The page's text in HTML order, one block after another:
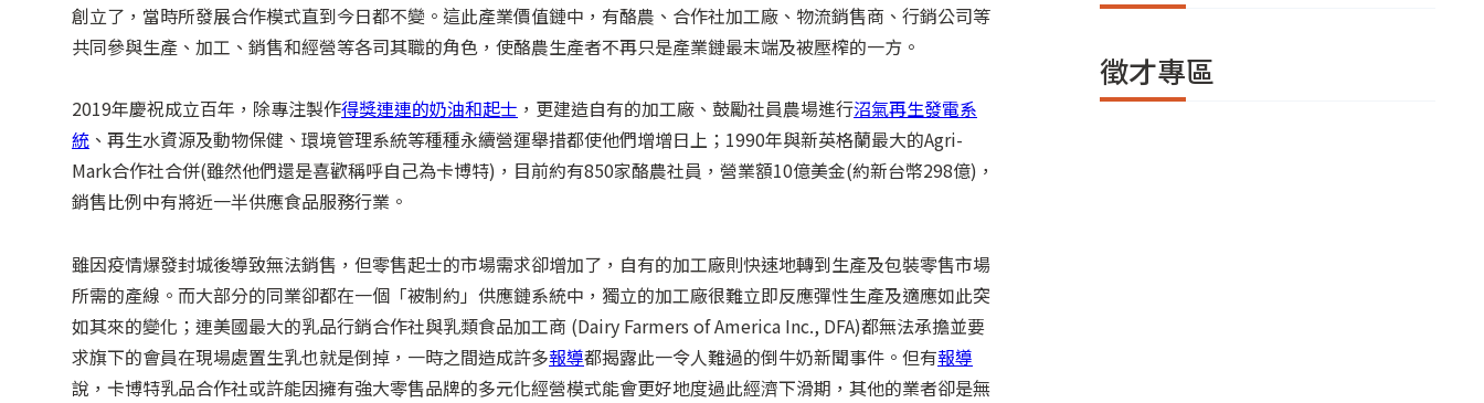
創立了，當時所發展合作模式直到今日都不變。這此產業價值鏈中，有酪農、合作社加工廠、物流銷售商、行銷公司等
共同參與生產、加工、銷售和經營等各司其職的角色，使酪農生產者不再只是產業鏈最末端及被壓榨的一方。
2019年慶祝成立百年，除專注製作得獎連連的奶油和起士 ，更建造自有的加工廠、鼓勵社員農場進行沼氣再生發電系
統 、再生水資源及動物保健、環境管理系統等種種永續營運舉措都使他們增增日上；1990年與新英格蘭最大的Agri-
Mark合作社合併(雖然他們還是喜歡稱呼自己為卡博特)，目前約有850家酪農社員，營業額10億美金(約新台幣298億)，
銷售比例中有將近一半供應食品服務行業。
雖因疫情爆發封城後導致無法銷售，但零售起士的市場需求卻增加了，自有的加工廠則快速地轉到生產及包裝零售市場
所需的產線。而大部分的同業卻都在一個「被制約」供應鏈系統中，獨立的加工廠很難立即反應彈性生產及適應如此突
如其來的變化；連美國最大的乳品行銷合作社與乳類食品加工商 (Dairy Farmers of America Inc., DFA)都無法承擔並要
求旗下的會員在現場處置生乳也就是倒掉，一時之間造成許多報導都揭露此一令人難過的倒牛奶新聞事件。但有報導
說，卡博特乳品合作社或許能因擁有強大零售品牌的多元化經營模式能會更好地度過此經濟下滑期，其他的業者卻是無
徵才專區